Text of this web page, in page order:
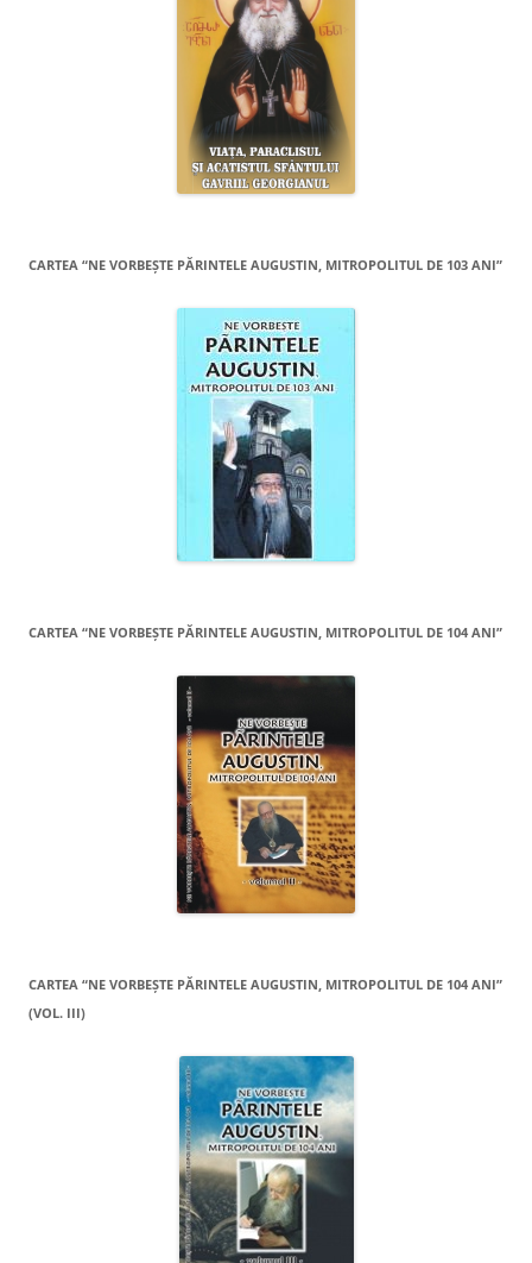
CARTEA “NE VORBEŞTE PĂRINTELE AUGUSTIN, MITROPOLITUL DE 103 ANI”
CARTEA “NE VORBEŞTE PĂRINTELE AUGUSTIN, MITROPOLITUL DE 104 ANI”
CARTEA “NE VORBEŞTE PĂRINTELE AUGUSTIN, MITROPOLITUL DE 104 ANI”
(VOL. III)